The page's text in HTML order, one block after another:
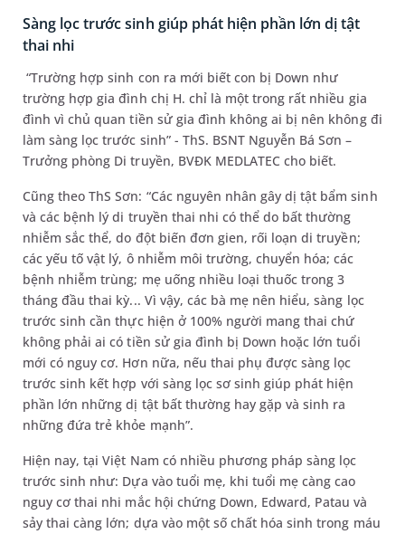
Sàng lọc trước sinh giúp phát hiện phần lớn dị tật
thai nhi
“Trường hợp sinh con ra mới biết con bị Down như
trường hợp gia đình chị H. chỉ là một trong rất nhiều gia
đình vì chủ quan tiền sử gia đình không ai bị nên không đi
làm sàng lọc trước sinh” - ThS. BSNT Nguyễn Bá Sơn –
Trưởng phòng Di truyền, BVĐK MEDLATEC cho biết.
Cũng theo ThS Sơn: “Các nguyên nhân gây dị tật bẩm sinh
và các bệnh lý di truyền thai nhi có thể do bất thường
nhiễm sắc thể, do đột biến đơn gien, rối loạn di truyền;
các yếu tố vật lý, ô nhiễm môi trường, chuyển hóa; các
bệnh nhiễm trùng; mẹ uống nhiều loại thuốc trong 3
tháng đầu thai kỳ... Vì vậy, các bà mẹ nên hiểu, sàng lọc
trước sinh cần thực hiện ở 100% người mang thai chứ
không phải ai có tiền sử gia đình bị Down hoặc lớn tuổi
mới có nguy cơ. Hơn nữa, nếu thai phụ được sàng lọc
trước sinh kết hợp với sàng lọc sơ sinh giúp phát hiện
phần lớn những dị tật bất thường hay gặp và sinh ra
những đứa trẻ khỏe mạnh”.
Hiện nay, tại Việt Nam có nhiều phương pháp sàng lọc
trước sinh như: Dựa vào tuổi mẹ, khi tuổi mẹ càng cao
nguy cơ thai nhi mắc hội chứng Down, Edward, Patau và
sảy thai càng lớn; dựa vào một số chất hóa sinh trong máu